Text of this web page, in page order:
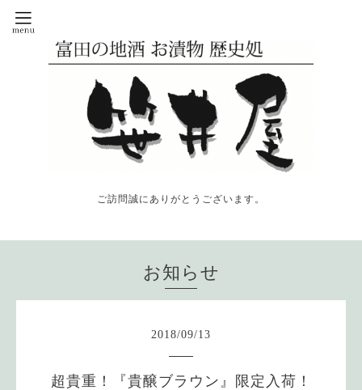
ご訪問誠にありがとうございます。
お知らせ
2018/09/13
超貴重！『貴醸ブラウン』限定入荷！